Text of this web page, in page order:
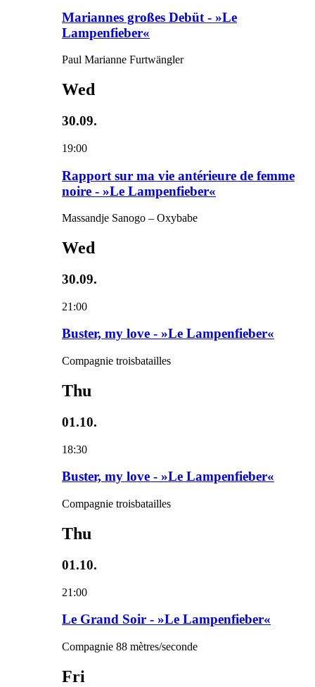
Mariannes großes Debüt - »Le
Lampenfieber«
Paul Marianne Furtwängler
Wed
30.09.
19:00
Rapport sur ma vie antérieure de femme
noire - »Le Lampenfieber«
Massandje Sanogo – Oxybabe
Wed
30.09.
21:00
Buster, my love - »Le Lampenfieber«
Compagnie troisbatailles
Thu
01.10.
18:30
Buster, my love - »Le Lampenfieber«
Compagnie troisbatailles
Thu
01.10.
21:00
Le Grand Soir - »Le Lampenfieber«
Compagnie 88 mètres/seconde
Fri